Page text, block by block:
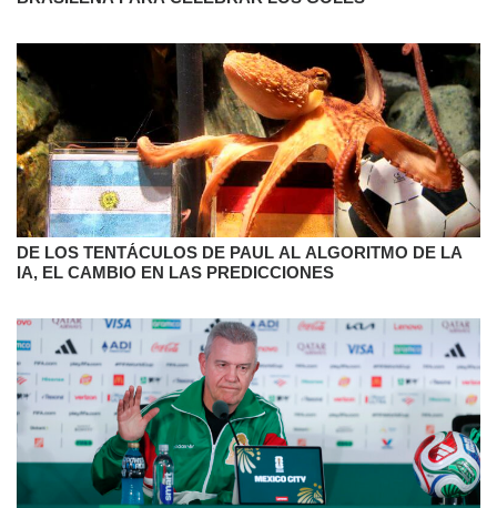
DE LOS TENTÁCULOS DE PAUL AL ALGORITMO DE LA
IA, EL CAMBIO EN LAS PREDICCIONES